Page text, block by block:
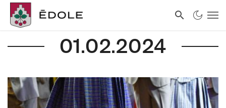
01.02.2024